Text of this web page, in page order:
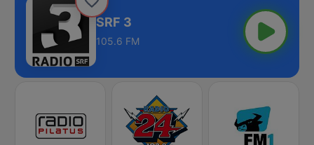
SRF 3
105.6 FM